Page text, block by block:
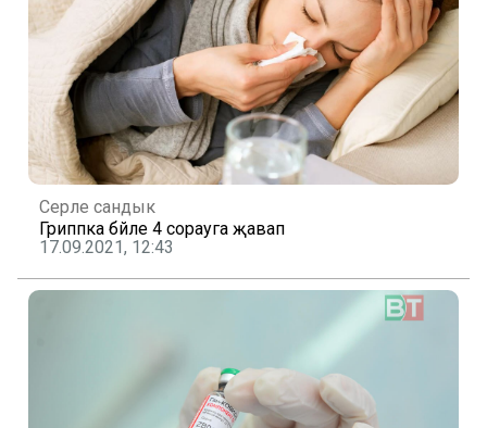
Серле сандык
Гриппка бәйле 4 сорауга җавап
17.09.2021, 12:43